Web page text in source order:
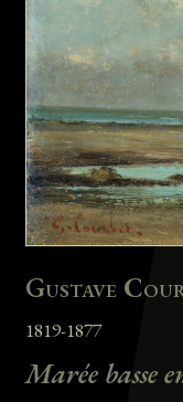
Gustave
1819-1877
Marée basse